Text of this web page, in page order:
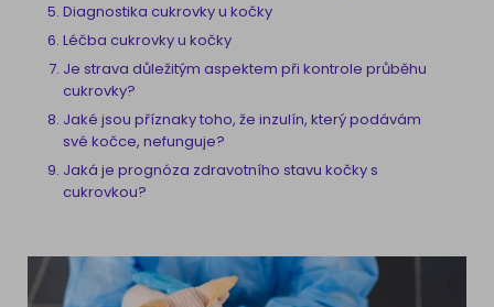
Diagnostika cukrovky u kočky
Léčba cukrovky u kočky
Je strava důležitým aspektem při kontrole průběhu
cukrovky?
Jaké jsou příznaky toho, že inzulín, který podávám
své kočce, nefunguje?
Jaká je prognóza zdravotního stavu kočky s
cukrovkou?